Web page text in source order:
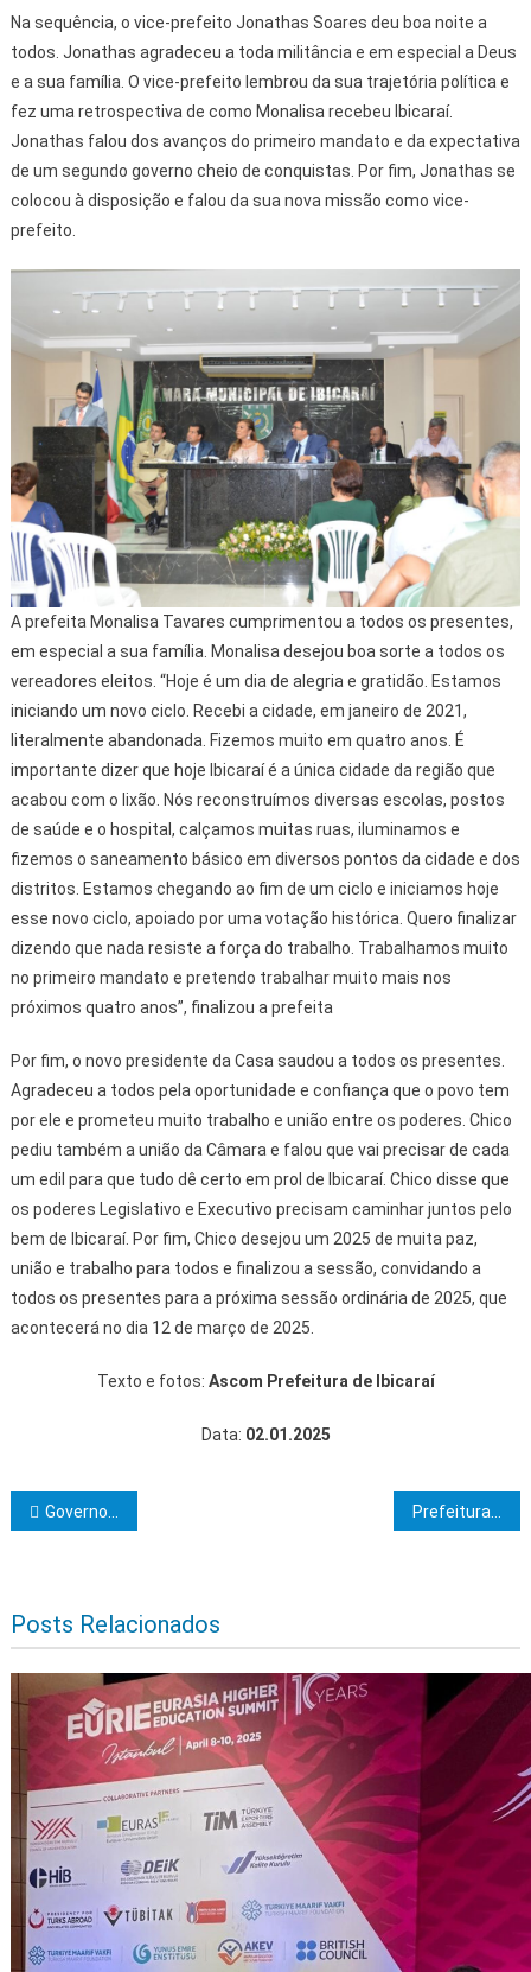
Na sequência, o vice-prefeito Jonathas Soares deu boa noite a
todos. Jonathas agradeceu a toda militância e em especial a Deus
e a sua família. O vice-prefeito lembrou da sua trajetória política e
fez uma retrospectiva de como Monalisa recebeu Ibicaraí.
Jonathas falou dos avanços do primeiro mandato e da expectativa
de um segundo governo cheio de conquistas. Por fim, Jonathas se
colocou à disposição e falou da sua nova missão como vice-
prefeito.
A prefeita Monalisa Tavares cumprimentou a todos os presentes,
em especial a sua família. Monalisa desejou boa sorte a todos os
vereadores eleitos. “Hoje é um dia de alegria e gratidão. Estamos
iniciando um novo ciclo. Recebi a cidade, em janeiro de 2021,
literalmente abandonada. Fizemos muito em quatro anos. É
importante dizer que hoje Ibicaraí é a única cidade da região que
acabou com o lixão. Nós reconstruímos diversas escolas, postos
de saúde e o hospital, calçamos muitas ruas, iluminamos e
fizemos o saneamento básico em diversos pontos da cidade e dos
distritos. Estamos chegando ao fim de um ciclo e iniciamos hoje
esse novo ciclo, apoiado por uma votação histórica. Quero finalizar
dizendo que nada resiste a força do trabalho. Trabalhamos muito
no primeiro mandato e pretendo trabalhar muito mais nos
próximos quatro anos”, finalizou a prefeita
Por fim, o novo presidente da Casa saudou a todos os presentes.
Agradeceu a todos pela oportunidade e confiança que o povo tem
por ele e prometeu muito trabalho e união entre os poderes. Chico
pediu também a união da Câmara e falou que vai precisar de cada
um edil para que tudo dê certo em prol de Ibicaraí. Chico disse que
os poderes Legislativo e Executivo precisam caminhar juntos pelo
bem de Ibicaraí. Por fim, Chico desejou um 2025 de muita paz,
união e trabalho para todos e finalizou a sessão, convidando a
todos os presentes para a próxima sessão ordinária de 2025, que
acontecerá no dia 12 de março de 2025.
Texto e fotos: Ascom Prefeitura de Ibicaraí
Data: 02.01.2025
Navegação de Post
Governo Lula e Vale selam acordo de R$ 17 bilhões por renovação de concessões de ferrovias
Posts Relacionados